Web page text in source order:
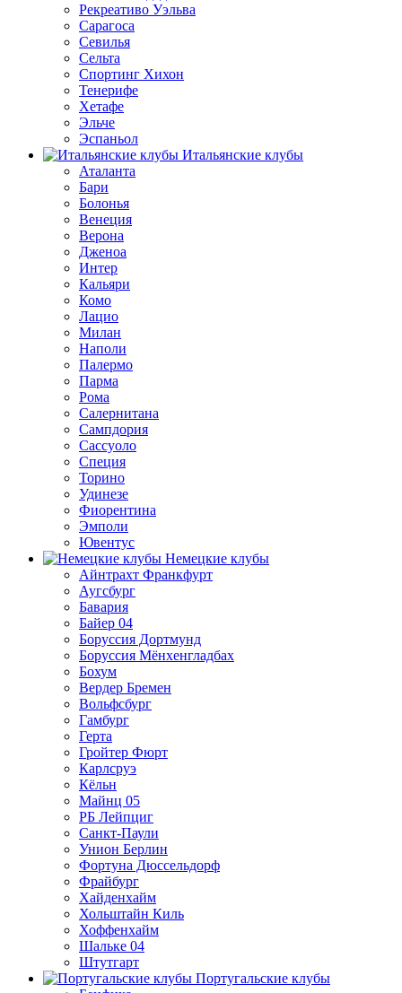
Рекреативо Уэльва
Сарагоса
Севилья
Сельта
Спортинг Хихон
Тенерифе
Хетафе
Эльче
Эспаньол
Итальянские клубы
Аталанта
Бари
Болонья
Венеция
Верона
Дженоа
Интер
Кальяри
Комо
Лацио
Милан
Наполи
Палермо
Парма
Рома
Салернитана
Сампдория
Сассуоло
Специя
Торино
Удинезе
Фиорентина
Эмполи
Ювентус
Немецкие клубы
Айнтрахт Франкфурт
Аугсбург
Бавария
Байер 04
Боруссия Дортмунд
Боруссия Мёнхенгладбах
Бохум
Вердер Бремен
Вольфсбург
Гамбург
Герта
Гройтер Фюрт
Карлсруэ
Кёльн
Майнц 05
РБ Лейпциг
Санкт-Паули
Унион Берлин
Фортуна Дюссельдорф
Фрайбург
Хайденхайм
Хольштайн Киль
Хоффенхайм
Шальке 04
Штутгарт
Португальские клубы